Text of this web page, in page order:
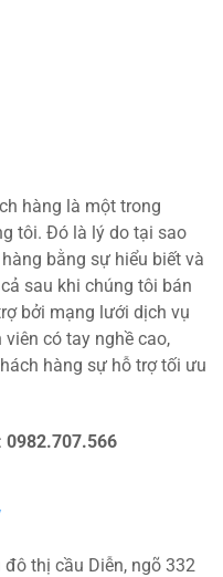
hàng là một trong
tôi. Đó là lý do tại sao
bằng sự hiểu biết và
sau khi chúng tôi bán
bởi mạng lưới dịch vụ
có tay nghề cao,
hàng sự hỗ trợ tối ưu
0982.707.566
thị cầu Diễn, ngõ 332